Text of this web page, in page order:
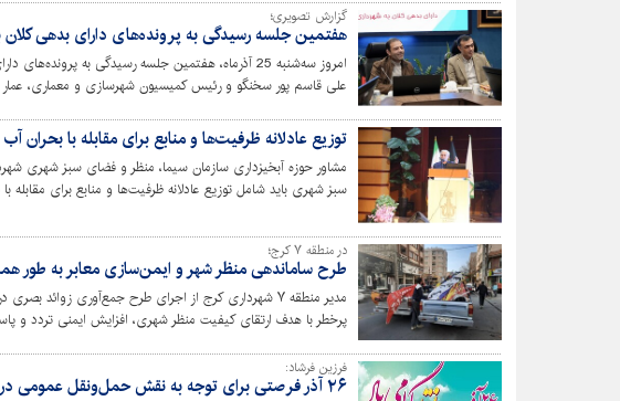
گزارش تصویری؛
هفتمین جلسه رسیدگی به پرونده‌های دارای بدهی‌ کلان
امروز سه‌شنبه 25 آذرماه، هفتمین جلسه رسیدگی به
علی قاسم پور سخنگو و رئیس کمیسیون شهرسازی و معماری، عمار
توزیع عادلانه ظرفیت‌ها و منابع برای مقابله با
مشاور حوزه آبخیزداری سازمان سیما، منظر و فضای سبز شهری
سبز شهری باید شامل توزیع عادلانه ظرفیت‌ها و منابع برای مقابله
در منطقه ۷ کرج؛
طرح ساماندهی منظر شهر و ایمن‌سازی معابر به طور
مدیر منطقه ۷ شهرداری کرج از اجرای طرح جمع‌آوری زوائد
پرخطر با هدف ارتقای کیفیت منظر شهری، افزایش ایمنی تردد و
فرزین فرشاد:
۲۶ آذر فرصتی برای توجه به نقش حمل‌ونقل عمومی در توسعه شهری‌ست